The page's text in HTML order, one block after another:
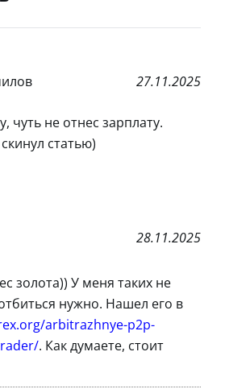
27.11.2025
чуть не отнес зарплату.
статью)
28.11.2025
золота)) У меня таких не
нужно. Нашел его в
arbitrazhnye-p2p-
. Как думаете, стоит